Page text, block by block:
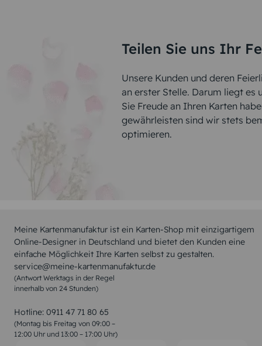
Teilen Sie uns Ihr
Unsere Kunden und deren
an erster Stelle. Darum liegt es
Sie Freude an Ihren Karten
gewährleisten sind wir stets
optimieren.
Meine Kartenmanufaktur ist ein Karten-Shop mit einzigartigem
Online-Designer in Deutschland und bietet den Kunden eine
einfache Möglichkeit Ihre Karten selbst zu gestalten.
service@meine-kartenmanufaktur.de
(Antwort Werktags in der Regel
innerhalb von 24 Stunden)
Hotline: 0911 47 71 80 65
(Montag bis Freitag von 09:00 –
12:00 Uhr und 13:00 – 17:00 Uhr)